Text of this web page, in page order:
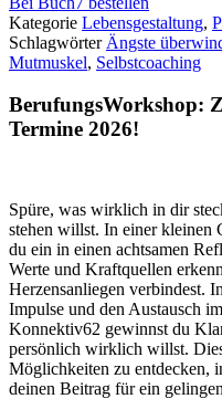
Kategorie Lebensgestaltung,
Schlagwörter Ängste
Mutmuskel, Selbstcoaching
BerufungsWorkshop:
Termine 2026!
Spüre, was wirklich in dir
stehen willst. In einer kleinen
du ein in einen achtsamen
Werte und Kraftquellen
Herzensanliegen verbindest.
Impulse und den Austausch
Konnektiv62 gewinnst du
persönlich wirklich willst.
Möglichkeiten zu entdecken,
deinen Beitrag für ein